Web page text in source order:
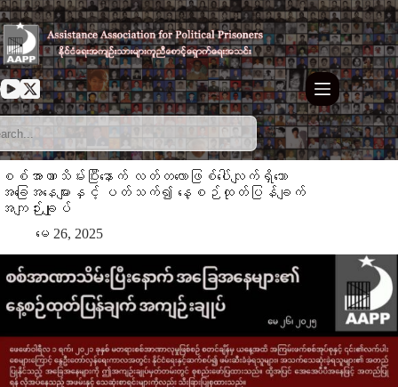
Skip
to
content
စစ်အာဏာသိမ်းပြီးနောက် လတ်တလောဖြစ်ပေါ်လျက်ရှိသော
အခြေအနေများနှင့် ပတ်သက်၍ နေ့စဉ်ထုတ်ပြန်ချက်
အကျဉ်းချုပ်
မေ 26, 2025